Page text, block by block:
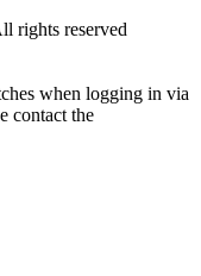
rights reserved
when logging in via
contact the